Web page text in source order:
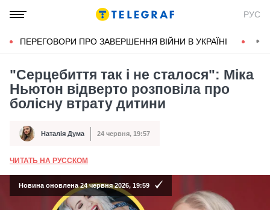
РУС
ПЕРЕГОВОРИ ПРО ЗАВЕРШЕННЯ ВІЙНИ В УКРАЇНІ
"Серцебиття так і не сталося": Міка
Ньютон відверто розповіла про
болісну втрату дитини
Автор Наталія Дума
Дата публікації 24 червня, 19:57
ЧИТАТЬ НА РУССКОМ
Новина оновлена 24 червня 2026, 19:59